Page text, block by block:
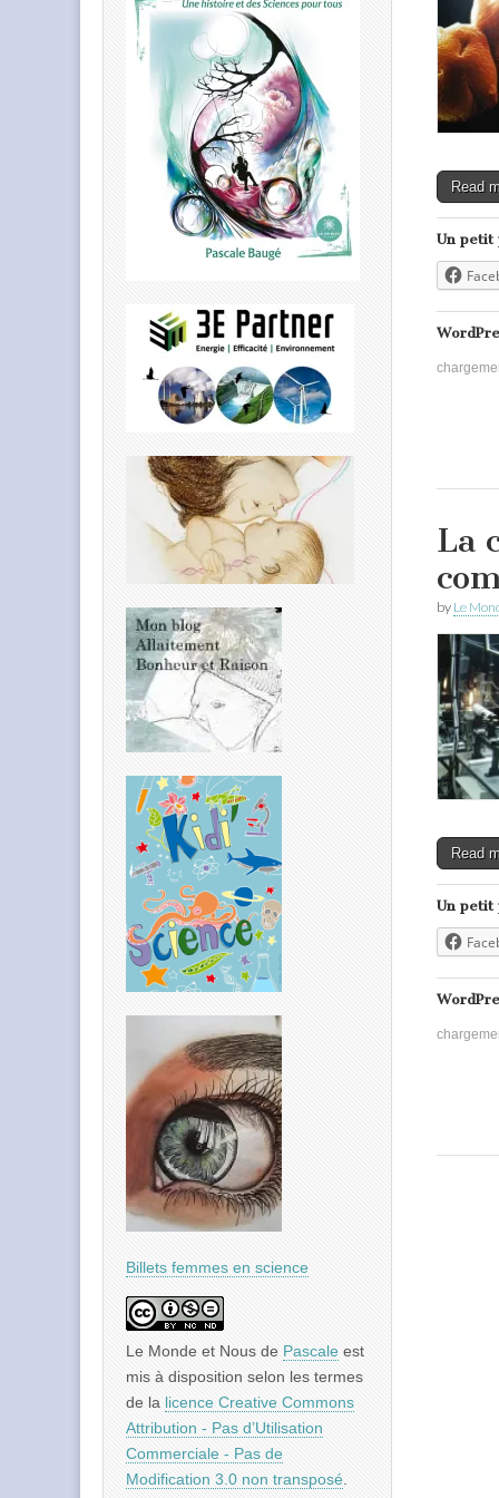
Read
Un petit
La
by Le
Read
Un petit
Billets femmes en science
Le Monde et Nous de Pascale est
mis à disposition selon les termes
de la licence Creative Commons
Attribution - Pas d’Utilisation
Commerciale - Pas de
Modification 3.0 non transposé.